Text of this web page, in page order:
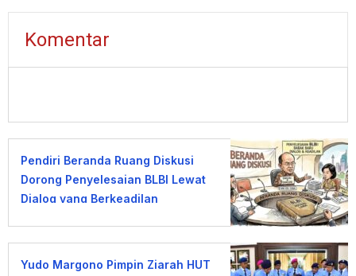
Komentar
Pendiri Beranda Ruang Diskusi
Dorong Penyelesaian BLBI Lewat
Dialog yang Berkeadilan
Yudo Margono Pimpin Ziarah HUT